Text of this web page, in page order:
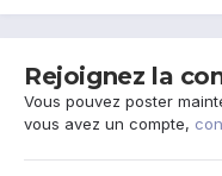
Rejoignez la
Vous pouvez poster
vous avez un compte,